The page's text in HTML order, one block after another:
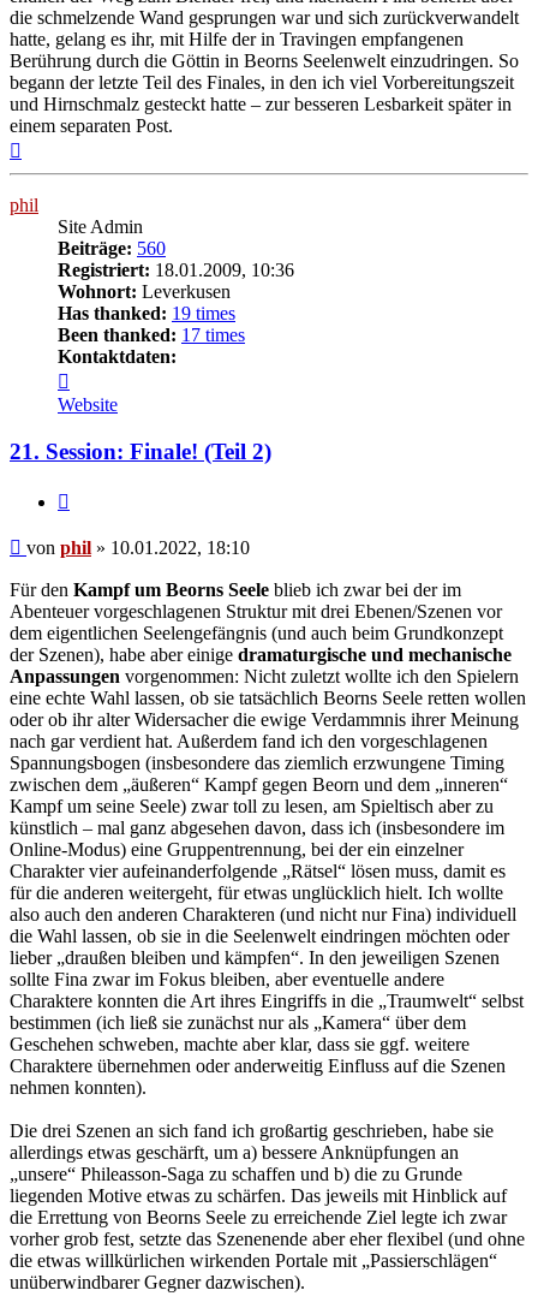
die schmelzende Wand gesprungen war und sich zurückverwandelt
hatte, gelang es ihr, mit Hilfe der in Travingen empfangenen
Berührung durch die Göttin in Beorns Seelenwelt einzudringen. So
begann der letzte Teil des Finales, in den ich viel Vorbereitungszeit
und Hirnschmalz gesteckt hatte – zur besseren Lesbarkeit später in
einem separaten Post.
phil
Site Admin
Beiträge: 560
Registriert: 18.01.2009, 10:36
Wohnort: Leverkusen
Has thanked: 19 times
Been thanked: 17 times
Kontaktdaten:
von
phil
Website
21. Session: Finale! (Teil 2)
Beitrag
von phil » 10.01.2022, 18:10
Für den Kampf um Beorns Seele blieb ich zwar bei der im
Abenteuer vorgeschlagenen Struktur mit drei Ebenen/Szenen vor
dem eigentlichen Seelengefängnis (und auch beim Grundkonzept
der Szenen), habe aber einige dramaturgische und mechanische
Anpassungen vorgenommen: Nicht zuletzt wollte ich den Spielern
eine echte Wahl lassen, ob sie tatsächlich Beorns Seele retten wollen
oder ob ihr alter Widersacher die ewige Verdammnis ihrer Meinung
nach gar verdient hat. Außerdem fand ich den vorgeschlagenen
Spannungsbogen (insbesondere das ziemlich erzwungene Timing
zwischen dem „äußeren“ Kampf gegen Beorn und dem „inneren“
Kampf um seine Seele) zwar toll zu lesen, am Spieltisch aber zu
künstlich – mal ganz abgesehen davon, dass ich (insbesondere im
Online-Modus) eine Gruppentrennung, bei der ein einzelner
Charakter vier aufeinanderfolgende „Rätsel“ lösen muss, damit es
für die anderen weitergeht, für etwas unglücklich hielt. Ich wollte
also auch den anderen Charakteren (und nicht nur Fina) individuell
die Wahl lassen, ob sie in die Seelenwelt eindringen möchten oder
lieber „draußen bleiben und kämpfen“. In den jeweiligen Szenen
sollte Fina zwar im Fokus bleiben, aber eventuelle andere
Charaktere konnten die Art ihres Eingriffs in die „Traumwelt“ selbst
bestimmen (ich ließ sie zunächst nur als „Kamera“ über dem
Geschehen schweben, machte aber klar, dass sie ggf. weitere
Charaktere übernehmen oder anderweitig Einfluss auf die Szenen
nehmen konnten).
Die drei Szenen an sich fand ich großartig geschrieben, habe sie
allerdings etwas geschärft, um a) bessere Anknüpfungen an
„unsere“ Phileasson-Saga zu schaffen und b) die zu Grunde
liegenden Motive etwas zu schärfen. Das jeweils mit Hinblick auf
die Errettung von Beorns Seele zu erreichende Ziel legte ich zwar
vorher grob fest, setzte das Szenenende aber eher flexibel (und ohne
die etwas willkürlichen wirkenden Portale mit „Passierschlägen“
unüberwindbarer Gegner dazwischen).